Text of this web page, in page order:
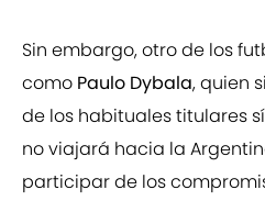
Sin embargo, otro de los
como Paulo Dybala, quien
de los habituales titulares
no viajará hacia la
participar de los